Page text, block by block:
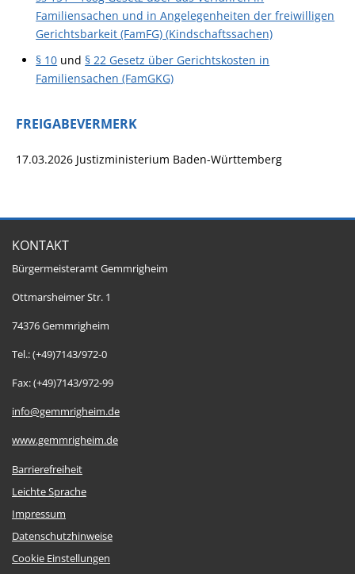
Familiensachen und in Angelegenheiten der freiwilligen
Gerichtsbarkeit (FamFG) (Kindschaftssachen)
§ 10 und § 22 Gesetz über Gerichtskosten in
Familiensachen (FamGKG)
FREIGABEVERMERK
17.03.2026 Justizministerium Baden-Württemberg
KONTAKT
Bürgermeisteramt Gemmrigheim
Ottmarsheimer Str. 1
74376 Gemmrigheim
Tel.: (+49)7143/972-0
Fax: (+49)7143/972-99
info@gemmrigheim.de
www.gemmrigheim.de
Barrierefreiheit
Leichte Sprache
Impressum
Datenschutzhinweise
Cookie Einstellungen